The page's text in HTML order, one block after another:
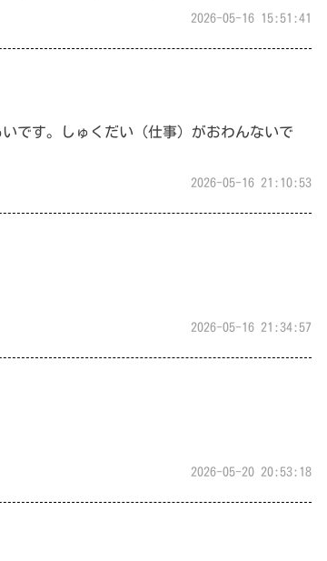
2026-05-16 15:51:41
です。しゅくだい（仕事）がおわんないで
2026-05-16 21:10:53
2026-05-16 21:34:57
2026-05-20 20:53:18